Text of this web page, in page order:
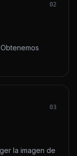
02
03
la imagen de